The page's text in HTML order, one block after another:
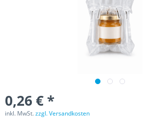
0,26 € *
inkl. MwSt.zzgl. Versandkosten